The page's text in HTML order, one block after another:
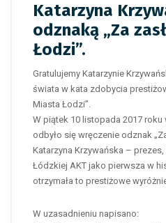
Katarzyna
odznaką „Za
Łodzi”.
Gratulujemy Katarzynie
świata w kata zdobycia
Miasta Łodzi”.
W piątek 10 listopada 2017
odbyło się wręczenie odznak
Katarzyna Krzywańska –
Łódzkiej AKT jako pierwsza w
otrzymała to prestiżowe
W uzasadnieniu napisano: